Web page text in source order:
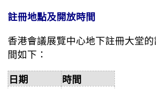
註冊地點及開放時間
香港會議展覽中心地下註冊大堂
間如下：
日期
時間